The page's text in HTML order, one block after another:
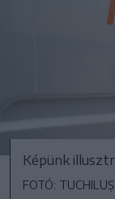
Képünk
FOTÓ: